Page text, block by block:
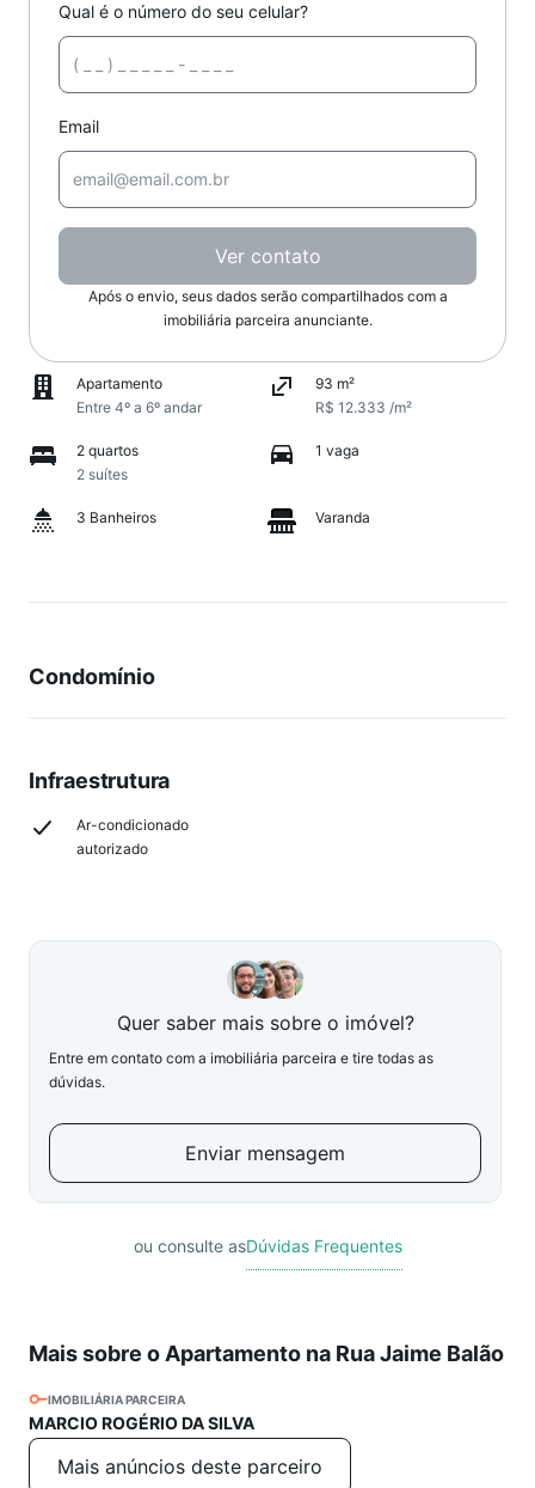
Qual é o número do seu celular?
Email
Ver contato
Após o envio, seus dados serão compartilhados com a
imobiliária parceira anunciante.
Apartamento
Entre 4º a 6º andar
93 m²
R$ 12.333 /m²
2 quartos
2 suítes
1 vaga
3 Banheiros Varanda
Condomínio
Infraestrutura
Ar-condicionado
autorizado
Quer saber mais sobre o imóvel?
Entre em contato com a imobiliária parceira e tire todas as
dúvidas.
Enviar mensagem
ou consulte asDúvidas Frequentes
Mais sobre o Apartamento na Rua Jaime Balão
IMOBILIÁRIA PARCEIRA
MARCIO ROGÉRIO DA SILVA
Mais anúncios deste parceiro